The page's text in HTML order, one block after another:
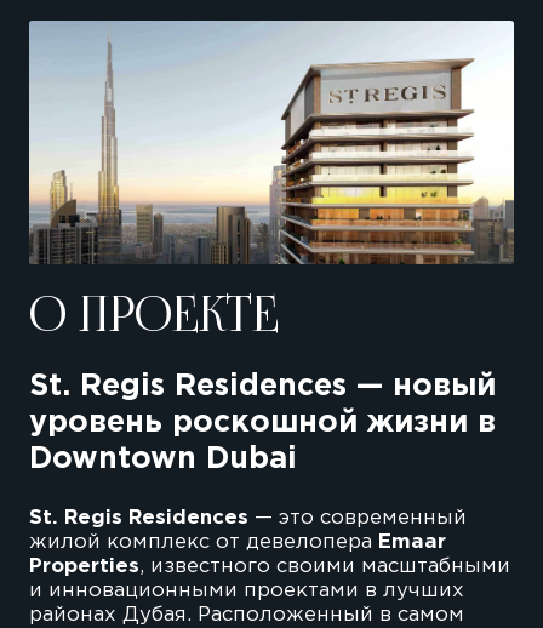
О ПРОЕКТЕ
St. Regis Residences — новый
уровень роскошной жизни в
Downtown Dubai
St. Regis Residences — это современный
жилой комплекс от девелопера Emaar
Properties, известного своими масштабными
и инновационными проектами в лучших
районах Дубая. Расположенный в самом